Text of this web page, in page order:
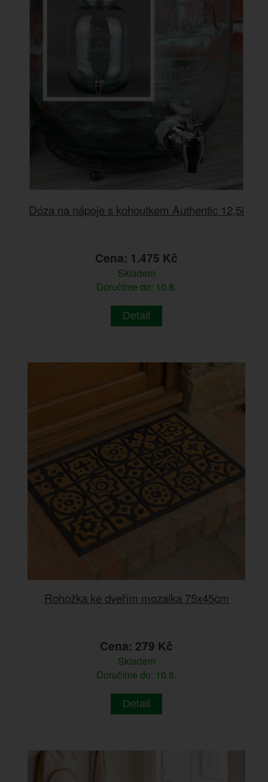
Dóza na nápoje s kohoutkem Authentic 12,5l
Cena: 1.475 Kč
Skladem
Doručíme do: 10.8.
Detail
Rohožka ke dveřím mozaika 75x45cm
Cena: 279 Kč
Skladem
Doručíme do: 10.8.
Detail